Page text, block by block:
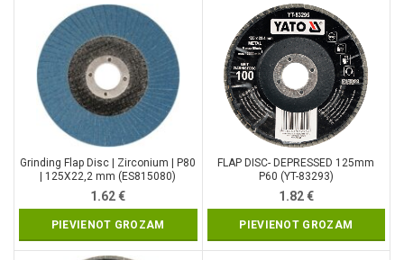
Grinding Flap Disc | Zirconium | P80
| 125X22,2 mm (ES815080)
1.62€
PIEVIENOT GROZAM
FLAP DISC- DEPRESSED 125mm
P60 (YT-83293)
1.82€
PIEVIENOT GROZAM